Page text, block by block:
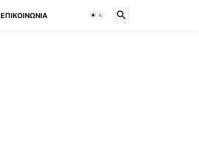
ΕΠΙΚΟΙΝΩΝΊΑ